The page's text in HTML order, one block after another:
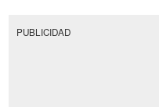
PUBLICIDAD